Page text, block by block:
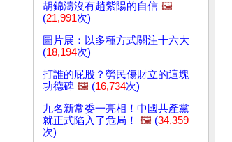
胡錦濤沒有趙紫陽的自信 🖼️
(21,991次)
圖片展：以多種方式關注十六大
(18,194次)
打誰的屁股？勞民傷財立的這塊
功德碑 🖼️ (16,734次)
九名新常委一亮相！中國共產黨
就正式陷入了危局！
🖼️ (34,359
次)